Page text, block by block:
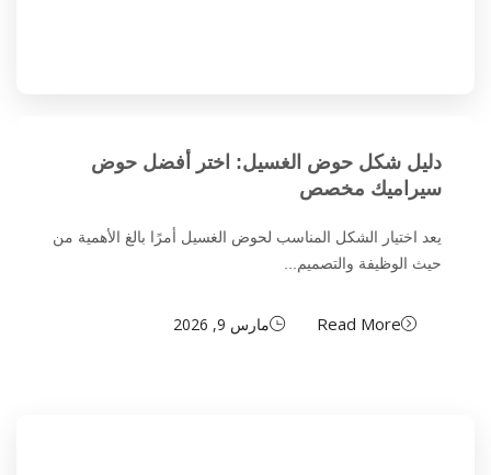
دليل شكل حوض الغسيل: اختر أفضل حوض
سيراميك مخصص
يعد اختيار الشكل المناسب لحوض الغسيل أمرًا بالغ الأهمية من
حيث الوظيفة والتصميم...
Read More مارس 9, 2026